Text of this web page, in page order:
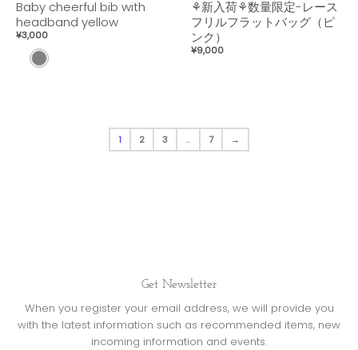
e
Baby cheerful bib with
headband yellow
¥3,000
L
i
t
⚘新入荷⚘数量限定-レース
フリルフラットバッグ（ピ
ンク）
¥9,000
1 2 3 … 7 →
Get Newsletter
When you register your email address, we will provide you
with the latest information such as recommended items, new
incoming information and events.